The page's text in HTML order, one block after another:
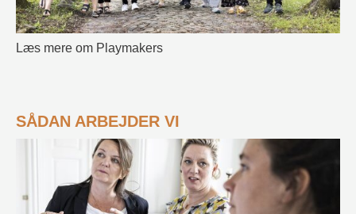
Læs mere om Playmakers
SÅDAN ARBEJDER VI